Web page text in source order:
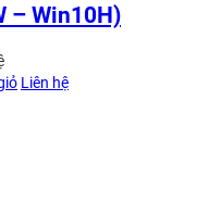
– Win10H)
Liên hệ